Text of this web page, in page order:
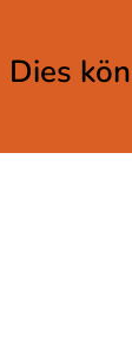
Dies